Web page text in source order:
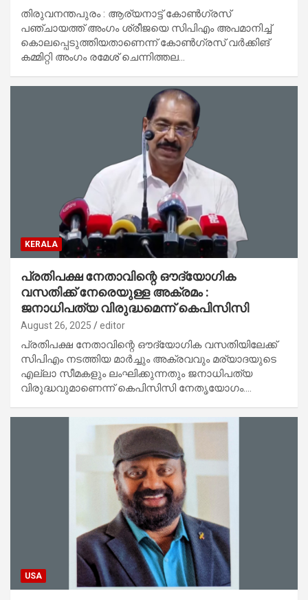
തിരുവനന്തപുരം : ആര്യനാട്ട് കോണ്‍ഗ്രസ്
പഞ്ചായത്ത് അംഗം ശ്രീജയെ സിപിഎം അപമാനിച്ച്
കൊലപ്പെടുത്തിയതാണെന്ന് കോണ്‍ഗ്രസ് വര്‍ക്കിങ്
കമ്മിറ്റി അംഗം രമേശ് ചെന്നിത്തല…
KERALA
പ്രതിപക്ഷ നേതാവിന്റെ ഔദ്യോഗിക
വസതിക്ക് നേരെയുള്ള അക്രമം :
ജനാധിപത്യ വിരുദ്ധമെന്ന് കെപിസിസി
August 26, 2025 editor
പ്രതിപക്ഷ നേതാവിന്റെ ഔദ്യോഗിക വസതിയിലേക്ക്
സിപിഎം നടത്തിയ മാര്‍ച്ചും അക്രവവും മര്യാദയുടെ
എല്ലാ സീമകളും ലംഘിക്കുന്നതും ജനാധിപത്യ
വിരുദ്ധവുമാണെന്ന് കെപിസിസി നേതൃയോഗം.…
USA